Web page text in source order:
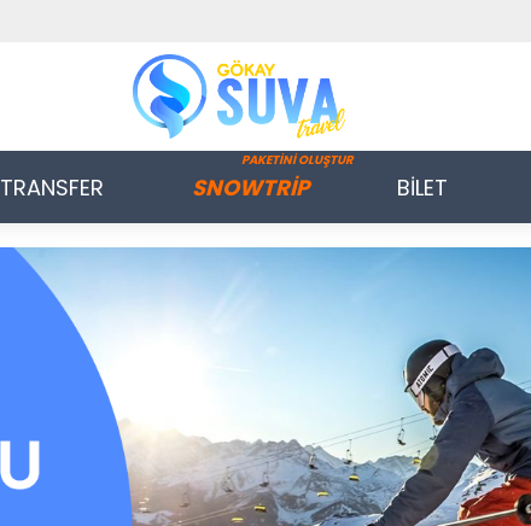
TRANSFER SNOWTRİP
PAKETİNİ OLUŞTUR
BİLET